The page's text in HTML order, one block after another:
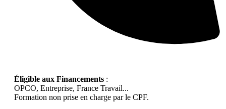
Éligible aux Financements :
OPCO, Entreprise, France Travail...
Formation non prise en charge par le CPF.